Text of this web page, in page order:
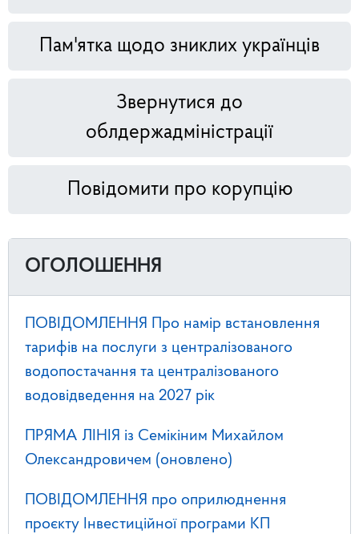
Пам'ятка щодо зниклих українців
Звернутися до
облдержадміністрації
Повідомити про корупцію
ОГОЛОШЕННЯ
ПОВІДОМЛЕННЯ Про намір встановлення
тарифів на послуги з централізованого
водопостачання та централізованого
водовідведення на 2027 рік
ПРЯМА ЛІНІЯ із Семікіним Михайлом
Олександровичем (оновлено)
ПОВІДОМЛЕННЯ про оприлюднення
проєкту Інвестиційної програми КП